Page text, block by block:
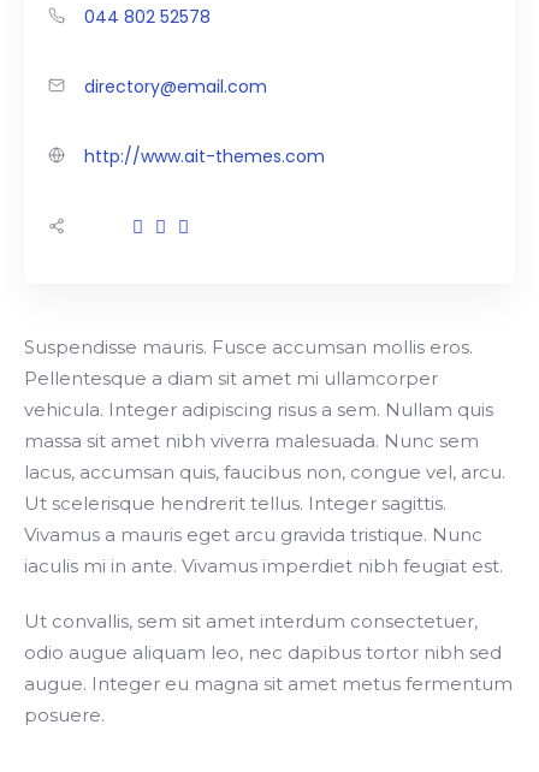
044 802 52578
directory@email.com
http://www.ait-themes.com
Suspendisse mauris. Fusce accumsan mollis eros.
Pellentesque a diam sit amet mi ullamcorper
vehicula. Integer adipiscing risus a sem. Nullam quis
massa sit amet nibh viverra malesuada. Nunc sem
lacus, accumsan quis, faucibus non, congue vel, arcu.
Ut scelerisque hendrerit tellus. Integer sagittis.
Vivamus a mauris eget arcu gravida tristique. Nunc
iaculis mi in ante. Vivamus imperdiet nibh feugiat est.
Ut convallis, sem sit amet interdum consectetuer,
odio augue aliquam leo, nec dapibus tortor nibh sed
augue. Integer eu magna sit amet metus fermentum
posuere.